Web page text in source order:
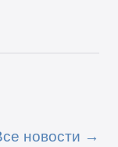
новости